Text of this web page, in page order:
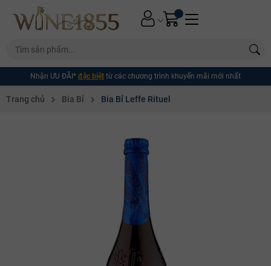
Nhận ƯU ĐÃI* đặc biệt từ các chương trình khuyến mãi mới nhất
Trang chủ Bia Bỉ Bia Bỉ Leffe Rituel